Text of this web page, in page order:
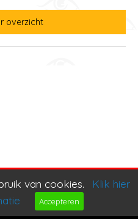
overzicht
van cookies.
Klik hier
Accepteren